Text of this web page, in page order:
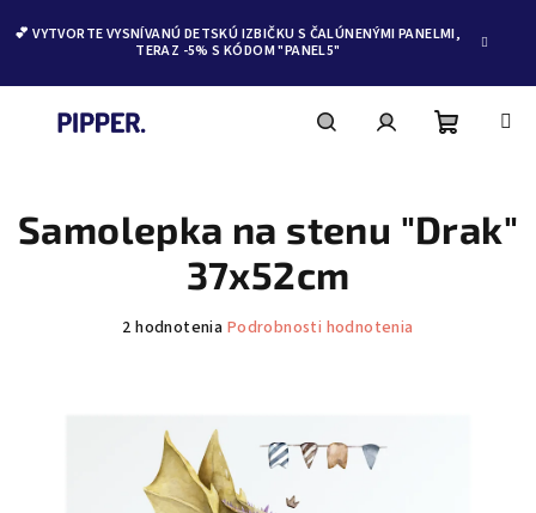
obsah
💕 VYTVORTE VYSNÍVANÚ DETSKÚ IZBIČKU S ČALÚNENÝMI PANELMI,
TERAZ -5% S KÓDOM "PANEL5"
košík
Samolepka na stenu "Drak"
37x52cm
2 hodnotenia Podrobnosti hodnotenia